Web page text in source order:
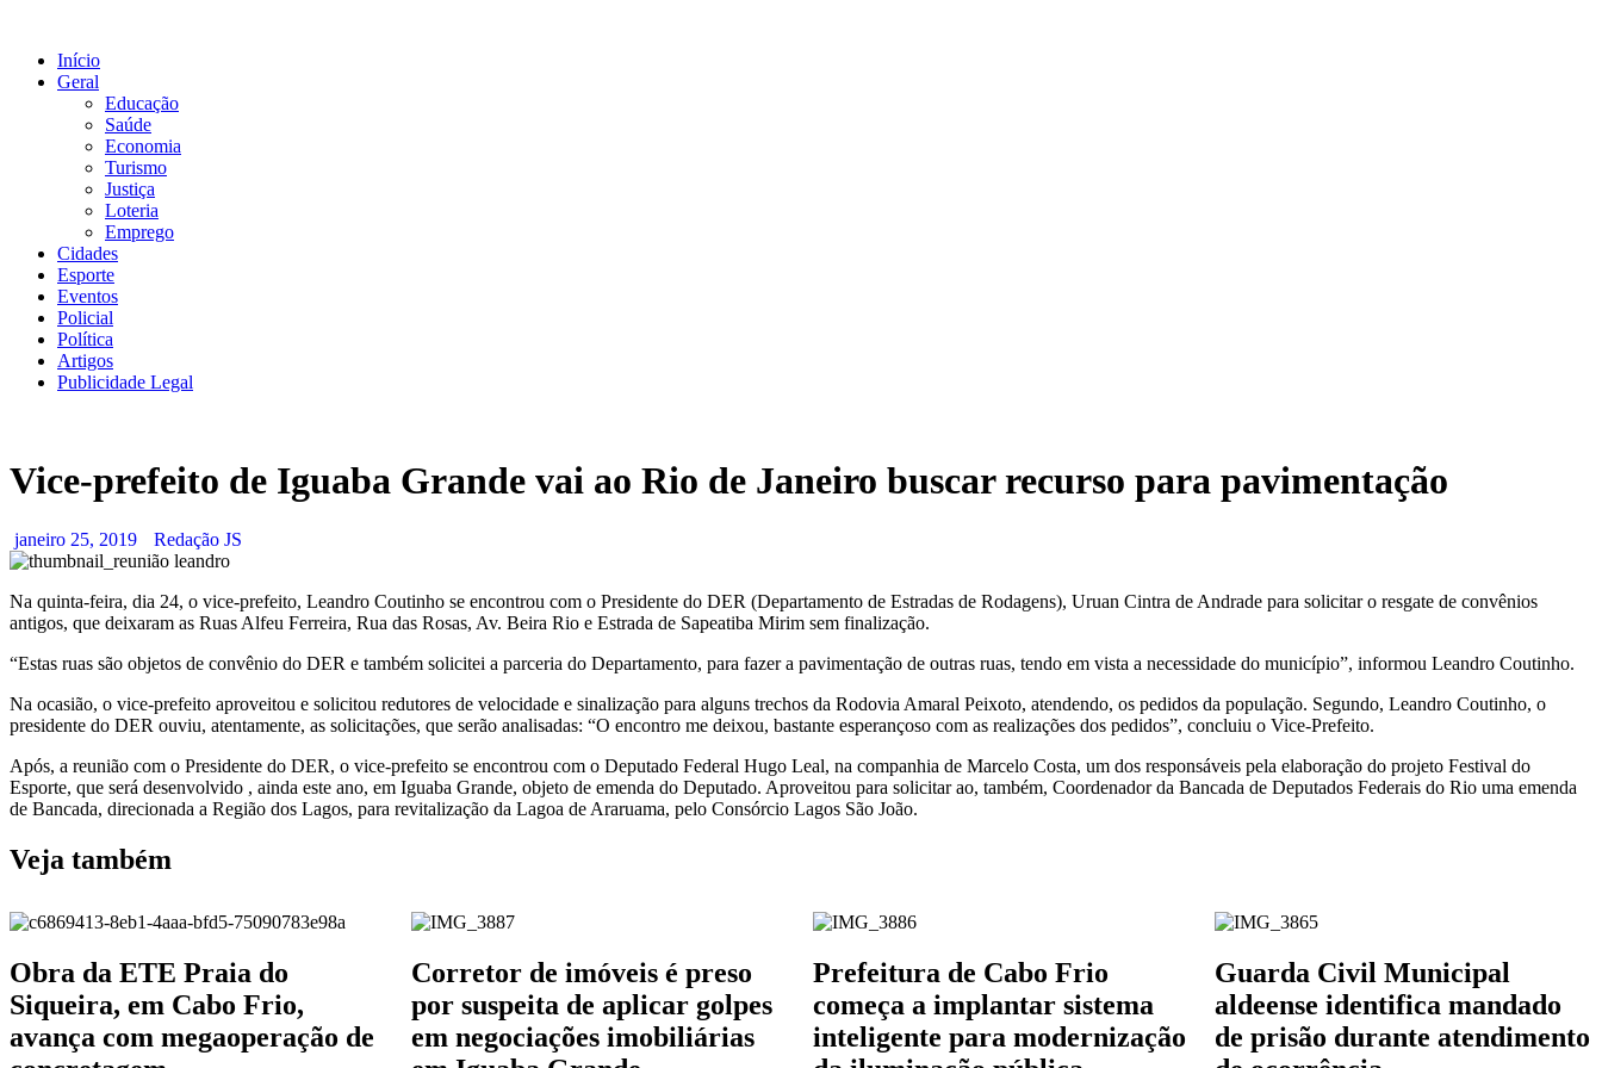
conteúdo
Início
Geral
Educação
Saúde
Economia
Turismo
Justiça
Loteria
Emprego
Cidades
Esporte
Eventos
Policial
Política
Artigos
Publicidade Legal
Vice-prefeito de Iguaba Grande vai ao Rio de Janeiro buscar recurso para pavimentação
janeiro 25, 2019 Redação JS
Na quinta-feira, dia 24, o vice-prefeito, Leandro Coutinho se encontrou com o Presidente do DER (Departamento de Estradas de Rodagens), Uruan Cintra de Andrade para solicitar o resgate de convênios
antigos, que deixaram as Ruas Alfeu Ferreira, Rua das Rosas, Av. Beira Rio e Estrada de Sapeatiba Mirim sem finalização.
“Estas ruas são objetos de convênio do DER e também solicitei a parceria do Departamento, para fazer a pavimentação de outras ruas, tendo em vista a necessidade do município”, informou Leandro Coutinho.
Na ocasião, o vice-prefeito aproveitou e solicitou redutores de velocidade e sinalização para alguns trechos da Rodovia Amaral Peixoto, atendendo, os pedidos da população. Segundo, Leandro Coutinho, o
presidente do DER ouviu, atentamente, as solicitações, que serão analisadas: “O encontro me deixou, bastante esperançoso com as realizações dos pedidos”, concluiu o Vice-Prefeito.
Após, a reunião com o Presidente do DER, o vice-prefeito se encontrou com o Deputado Federal Hugo Leal, na companhia de Marcelo Costa, um dos responsáveis pela elaboração do projeto Festival do
Esporte, que será desenvolvido , ainda este ano, em Iguaba Grande, objeto de emenda do Deputado. Aproveitou para solicitar ao, também, Coordenador da Bancada de Deputados Federais do Rio uma emenda
de Bancada, direcionada a Região dos Lagos, para revitalização da Lagoa de Araruama, pelo Consórcio Lagos São João.
Veja também
Obra da ETE Praia do
Siqueira, em Cabo Frio,
avança com megaoperação de
Corretor de imóveis é preso
por suspeita de aplicar golpes
em negociações imobiliárias
Prefeitura de Cabo Frio
começa a implantar sistema
inteligente para modernização
Guarda Civil Municipal
aldeense identifica mandado
de prisão durante atendimento